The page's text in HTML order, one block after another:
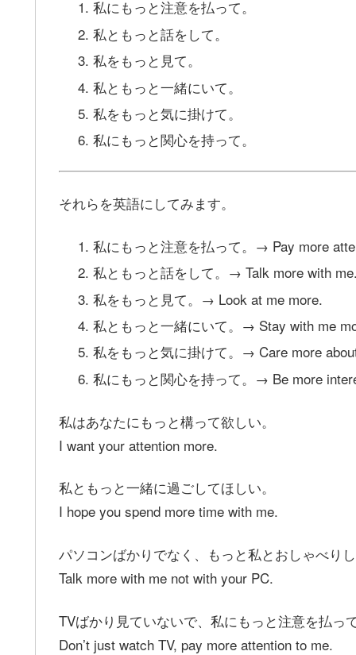
私にもっと注意を払って。
私ともっと話をして。
私をもっと見て。
私ともっと一緒にいて。
私をもっと気に掛けて。
私にもっと関心を持って。
それらを英語にしてみます。
私にもっと注意を払って。→ Pay more
私ともっと話をして。→ Talk more with
私をもっと見て。→ Look at me more.
私ともっと一緒にいて。→ Stay with me
私をもっと気に掛けて。→ Care more
私にもっと関心を持って。→ Be more
私はあなたにもっと構って欲しい。
I want your attention more.
私ともっと一緒に過ごしてほしい。
I hope you spend more time with me.
パソコンばかりでなく、もっと私とおしゃべり
Talk more with me not with your PC.
TVばかり見ていないで、私にもっと注意を払っ
Don’t just watch TV, pay more attention to me.